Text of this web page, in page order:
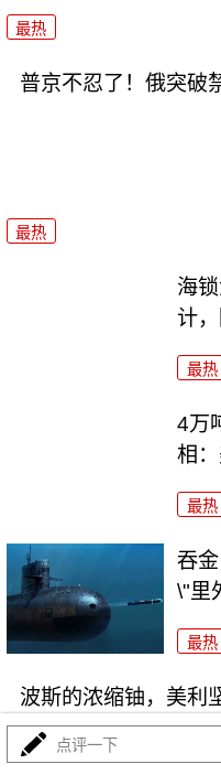
最热
普京不忍了！俄突破
最热
海
计
最热
4万
相
最热
吞
\"里
最热
波斯的浓缩铀，美利
点评一下